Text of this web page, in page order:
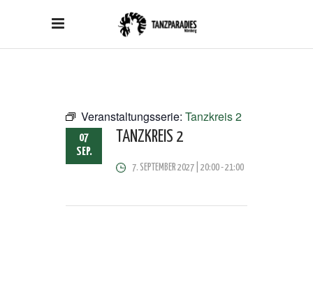
Veranstaltungsserie: Tanzkreis 2
07
SEP.
TANZKREIS 2
7. SEPTEMBER 2027 | 20:00-21:00